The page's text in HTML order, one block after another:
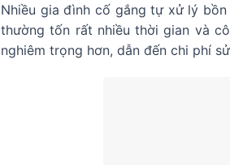
Nhiều gia đình cố gắng tự xử lý
thường tốn rất nhiều thời gian và
nghiêm trọng hơn, dẫn đến chi phí